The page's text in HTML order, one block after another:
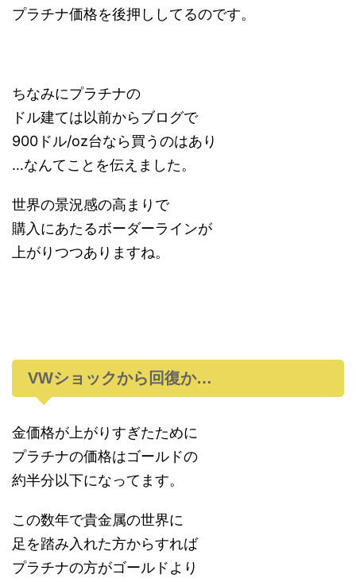
プラチナ価格を後押ししてるのです。
ちなみにプラチナの
ドル建ては以前からブログで
900ドル/oz台なら買うのはあり
…なんてことを伝えました。
世界の景況感の高まりで
購入にあたるボーダーラインが
上がりつつありますね。
VWショックから回復か…
金価格が上がりすぎたために
プラチナの価格はゴールドの
約半分以下になってます。
この数年で貴金属の世界に
足を踏み入れた方からすれば
プラチナの方がゴールドより